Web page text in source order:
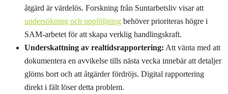
åtgärd är värdelös. Forskning från Suntarbetsliv visar att
undersökning och uppföljning behöver prioriteras högre i
SAM-arbetet för att skapa verklig handlingskraft.
Underskattning av realtidsrapportering: Att vänta med att
dokumentera en avvikelse tills nästa vecka innebär att detaljer
glöms bort och att åtgärder fördröjs. Digital rapportering
direkt i fält löser detta problem.